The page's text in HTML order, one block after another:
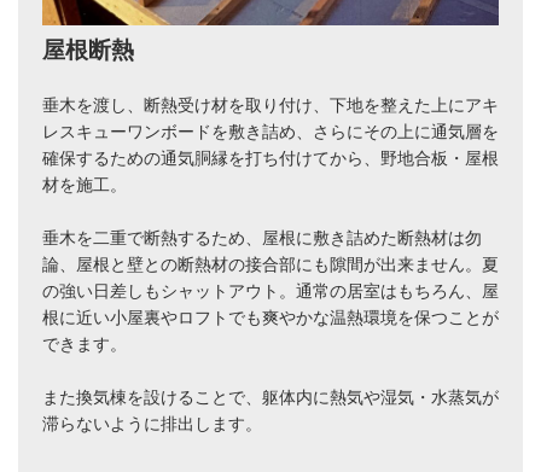
屋根断熱
垂木を渡し、断熱受け材を取り付け、下地を整えた上にアキ
レスキューワンボードを敷き詰め、
さらにその上に通気層を
確保するための通気胴縁を打ち付けてから、野地合板・屋根
材を施工。
垂木を二重で断熱するため、屋根に敷き詰めた断熱材は勿
論、屋根と壁との断熱材の接合部にも隙間が出来ません。 夏
の強い日差しもシャットアウト。通常の居室はもちろん、屋
根に近い小屋裏やロフト でも爽やかな温熱環境を保つことが
できます。
また換気棟を設けることで、躯体内に熱気や湿気・水蒸気が
滞らないように排出します。